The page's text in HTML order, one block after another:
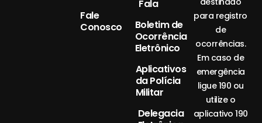
Fale
Conosco
Fala
Boletim de
Ocorrência
Eletrônico
Aplicativos
da Polícia
Militar
Delegacia
para registro
de
ocorrências.
Em caso de
emergência
ligue 190 ou
utilize o
aplicativo 190